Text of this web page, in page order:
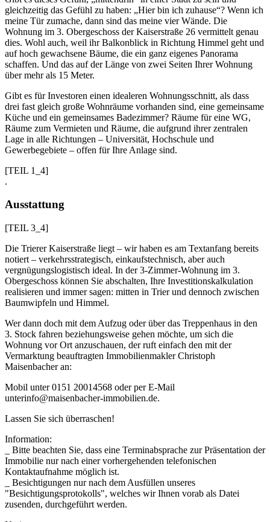
gleichzeitig das Gefühl zu haben: „Hier bin ich zuhause“? Wenn ich
meine Tür zumache, dann sind das meine vier Wände. Die
Wohnung im 3. Obergeschoss der Kaiserstraße 26 vermittelt genau
dies. Wohl auch, weil ihr Balkonblick in Richtung Himmel geht und
auf hoch gewachsene Bäume, die ein ganz eigenes Panorama
schaffen. Und das auf der Länge von zwei Seiten Ihrer Wohnung
über mehr als 15 Meter.
Gibt es für Investoren einen idealeren Wohnungsschnitt, als dass
drei fast gleich große Wohnräume vorhanden sind, eine gemeinsame
Küche und ein gemeinsames Badezimmer? Räume für eine WG,
Räume zum Vermieten und Räume, die aufgrund ihrer zentralen
Lage in alle Richtungen – Universität, Hochschule und
Gewerbegebiete – offen für Ihre Anlage sind.
[TEIL 1_4]
.
Ausstattung
[TEIL 3_4]
Die Trierer Kaiserstraße liegt – wir haben es am Textanfang bereits
notiert – verkehrsstrategisch, einkaufstechnisch, aber auch
vergnügungslogistisch ideal. In der 3-Zimmer-Wohnung im 3.
Obergeschoss können Sie abschalten, Ihre Investitionskalkulation
realisieren und immer sagen: mitten in Trier und dennoch zwischen
Baumwipfeln und Himmel.
Wer dann doch mit dem Aufzug oder über das Treppenhaus in den
3. Stock fahren beziehungsweise gehen möchte, um sich die
Wohnung vor Ort anzuschauen, der ruft einfach den mit der
Vermarktung beauftragten Immobilienmakler Christoph
Maisenbacher an:
Mobil unter 0151 20014568 oder per E-Mail
unterinfo@maisenbacher-immobilien.de.
Lassen Sie sich überraschen!
Information:
_ Bitte beachten Sie, dass eine Terminabsprache zur Präsentation der
Immobilie nur nach einer vorhergehenden telefonischen
Kontaktaufnahme möglich ist.
_ Besichtigungen nur nach dem Ausfüllen unseres
"Besichtigungsprotokolls", welches wir Ihnen vorab als Datei
zusenden, durchgeführt werden.